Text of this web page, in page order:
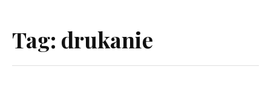
Tag: drukanie